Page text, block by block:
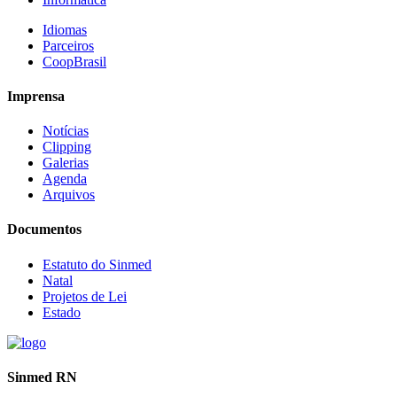
Idiomas
Parceiros
CoopBrasil
Imprensa
Notícias
Clipping
Galerias
Agenda
Arquivos
Documentos
Estatuto do Sinmed
Natal
Projetos de Lei
Estado
Sinmed RN